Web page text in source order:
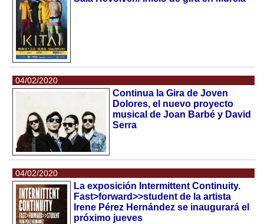
04/02/2020
Continua la Gira de Joven
Dolores, el nuevo proyecto
musical de Joan Barbé y David
Serra
04/02/2020
La exposición Intermittent Continuity.
Fast>forward>>student de la artista
Irene Pérez Hernández se inaugurará el
próximo jueves